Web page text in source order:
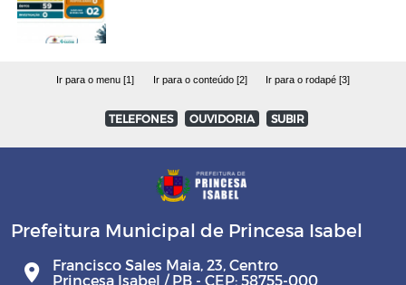
Ir para o menu [1] Ir para o conteúdo [2] Ir para o rodapé [3]
TELEFONES OUVIDORIA SUBIR
Prefeitura Municipal de Princesa Isabel
Francisco Sales Maia, 23, Centro
Princesa Isabel / PB - CEP: 58755-000